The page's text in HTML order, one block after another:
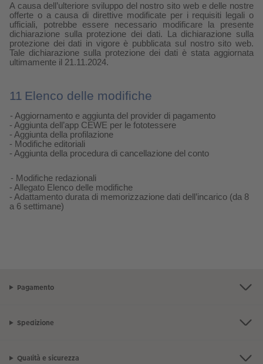
A causa dell’ulteriore sviluppo del nostro sito web e delle nostre
offerte o a causa di direttive modificate per i requisiti legali o
ufficiali, potrebbe essere necessario modificare la presente
dichiarazione sulla protezione dei dati. La dichiarazione sulla
protezione dei dati in vigore è pubblicata sul nostro sito web.
Tale dichiarazione sulla protezione dei dati è stata aggiornata
ultimamente il 21.11.2024.
11 Elenco delle modifiche
- Aggiornamento e aggiunta del provider di pagamento
- Aggiunta dell’app CEWE per le fototessere
- Aggiunta della profilazione
- Modifiche editoriali
- Aggiunta della procedura di cancellazione del conto
- Modifiche redazionali
- Allegato Elenco delle modifiche
- Adattamento durata di memorizzazione dati dell’incarico (da 8
a 6 settimane)
Pagamento
Spedizione
Qualità e sicurezza